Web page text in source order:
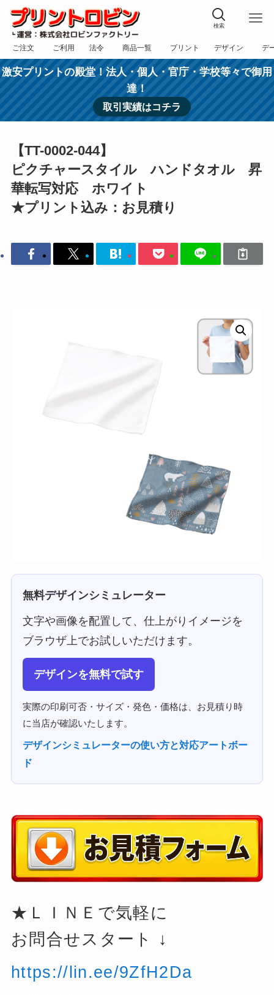
検索
ご注文
フォーム
ご利用
規約
法令
表記
商品一覧
カテゴリー
プリント
方法
デザイン
依頼
デ
入
激安プリントの殿堂！法人・個人・官庁・学校等々で御用
達！
取引実績はコチラ
【TT-0002-044】
ピクチャースタイル ハンドタオル 昇
華転写対応 ホワイト
★プリント込み：お見積り
無料デザインシミュレーター
文字や画像を配置して、仕上がりイメージを
ブラウザ上でお試しいただけます。
デザインを無料で試す
実際の印刷可否・サイズ・発色・価格は、お見積り時
に当店が確認いたします。
デザインシミュレーターの使い方と対応アートボー
ド
★ＬＩＮＥで気軽に
お問合せスタート ↓
https://lin.ee/9ZfH2Da